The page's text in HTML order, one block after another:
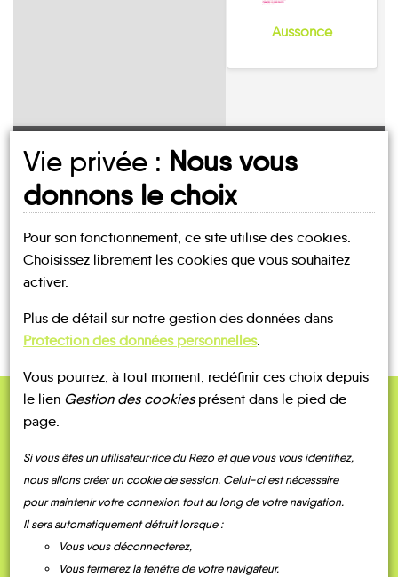
Aussonce
UN AVIS, UN TÉMOIGNAGE
À PARTAGER ?
QUELQUES
Témoignages
Vie privée : Nous vous
donnons le choix
Pour son fonctionnement, ce site utilise des cookies.
Choisissez librement les cookies que vous souhaitez
activer.
Plus de détail sur notre gestion des données dans
Protection des données personnelles.
Vous pourrez, à tout moment, redéfinir ces choix depuis
le lien Gestion des cookiesprésent dans le pied de
page.
Si vous êtes un utilisateur·rice du Rezo et que vous vous identifiez,
nous allons créer un cookie de session. Celui-ci est nécessaire
pour maintenir votre connexion tout au long de votre navigation.
Il sera automatiquement détruit lorsque :
Vous vous déconnecterez,
Vous fermerez la fenêtre de votre navigateur.